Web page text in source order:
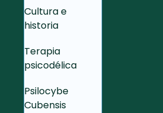
Cultura e
historia
Terapia
psicodélica
Psilocybe
Cubensis